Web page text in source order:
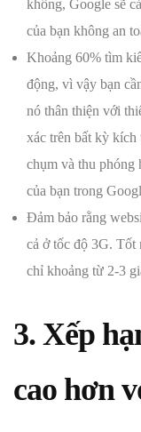
không, Google sẽ
của bạn không an
Khoảng 60% tìm
động, vì vậy bạn
nó thân thiện với
xác trên bất kỳ kích
chụm và thu phóng
của bạn trong
Đảm bảo rằng
cả ở tốc độ 3G. Tốt
chỉ khoảng từ 2-3
3. Xếp
cao hơn